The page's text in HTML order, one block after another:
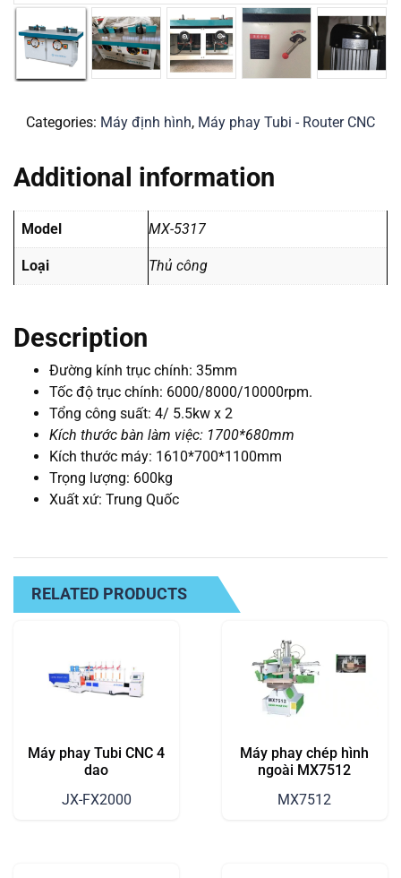
Categories: Máy định hình, Máy phay Tubi - Router CNC
Description
Đường kính trục chính: 35mm
Tốc độ trục chính: 6000/8000/10000rpm.
Tổng công suất: 4/ 5.5kw x 2
Kích thước bàn làm việc: 1700*680mm
Kích thước máy: 1610*700*1100mm
Trọng lượng: 600kg
Xuất xứ: Trung Quốc
Additional information
Model MX-5317
Loại Thủ công
RELATED PRODUCTS
Máy phay Tubi CNC 4
dao
JX-FX2000
Máy phay chép hình
ngoài MX7512
MX7512